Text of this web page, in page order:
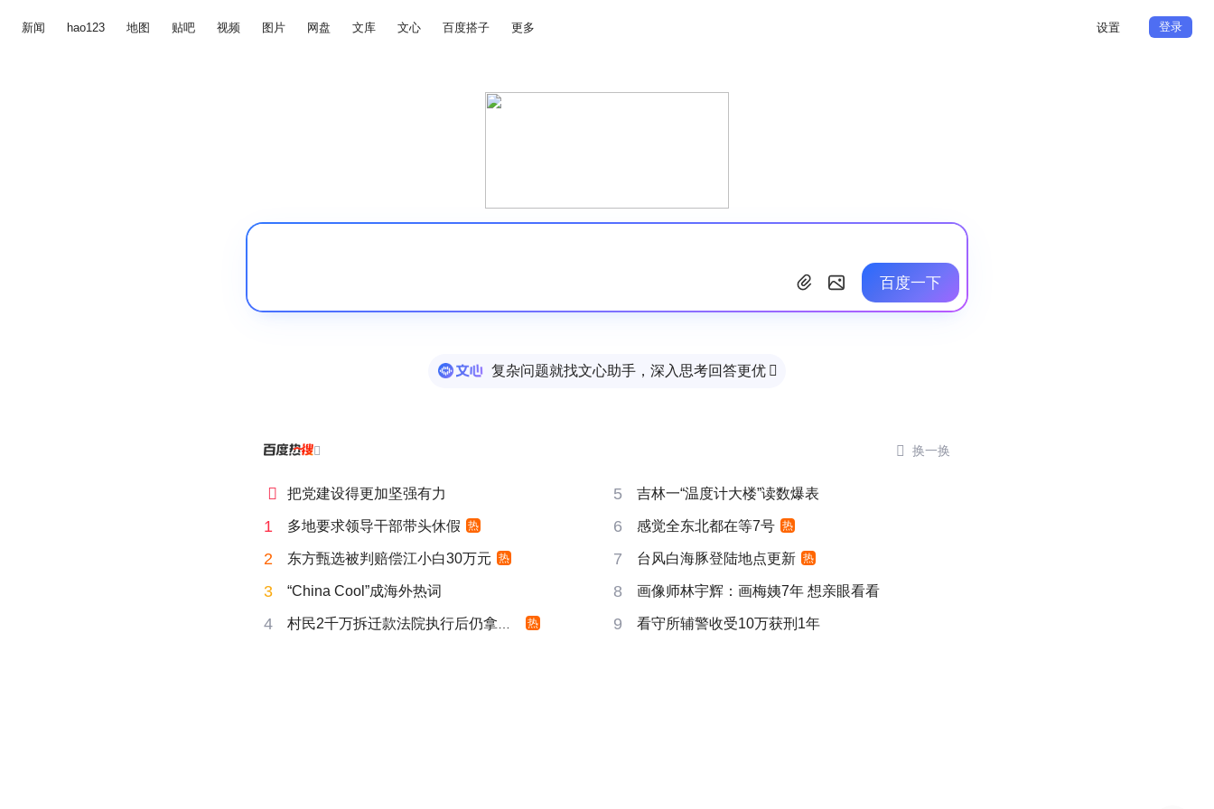
新闻 hao123 地图 贴吧 视频 图片 网盘 文库 文心 百度搭子 更多 设置 登录
百度一下
复杂问题就找文心助手，深入思考回答更优 
  换一换
 把党建设得更加坚强有力 5 吉林一“温度计大楼”读数爆表
1 多地要求领导干部带头休假 热 6 感觉全东北都在等7号 热
2 东方甄选被判赔偿江小白30万元 热 7 台风白海豚登陆地点更新 热
3 “China Cool”成海外热词 8 画像师林宇辉：画梅姨7年 想亲眼看看
4 村民2千万拆迁款法院执行后仍拿不到 热 9 看守所辅警收受10万获刑1年